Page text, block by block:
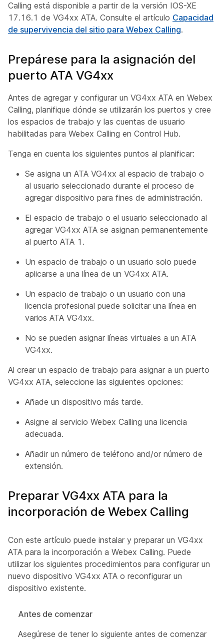
Calling está disponible a partir de la versión IOS-XE
17.16.1 de VG4xx ATA. Consulte el artículo Capacidad
de supervivencia del sitio para Webex Calling.
Prepárese para la asignación del
puerto ATA VG4xx
Antes de agregar y configurar un VG4xx ATA en Webex
Calling, planifique dónde se utilizarán los puertos y cree
los espacios de trabajo y las cuentas de usuario
habilitadas para Webex Calling en Control Hub.
Tenga en cuenta los siguientes puntos al planificar:
Se asigna un ATA VG4xx al espacio de trabajo o
al usuario seleccionado durante el proceso de
agregar dispositivo para fines de administración.
El espacio de trabajo o el usuario seleccionado al
agregar VG4xx ATA se asignan permanentemente
al puerto ATA 1.
Un espacio de trabajo o un usuario solo puede
aplicarse a una línea de un VG4xx ATA.
Un espacio de trabajo o un usuario con una
licencia profesional puede solicitar una línea en
varios ATA VG4xx.
No se pueden asignar líneas virtuales a un ATA
VG4xx.
Al crear un espacio de trabajo para asignar a un puerto
VG4xx ATA, seleccione las siguientes opciones:
Añade un dispositivo más tarde.
Asigne al servicio Webex Calling una licencia
adecuada.
Añadir un número de teléfono and/or número de
extensión.
Preparar VG4xx ATA para la
incorporación de Webex Calling
Con este artículo puede instalar y preparar un VG4xx
ATA para la incorporación a Webex Calling. Puede
utilizar los siguientes procedimientos para configurar un
nuevo dispositivo VG4xx ATA o reconfigurar un
dispositivo existente.
Antes de comenzar
Asegúrese de tener lo siguiente antes de comenzar